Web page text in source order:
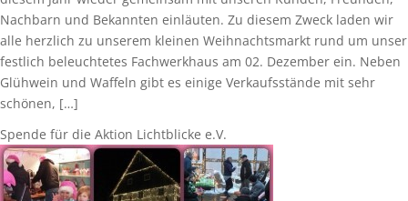
Nachbarn und Bekannten einläuten. Zu diesem Zweck laden wir
alle herzlich zu unserem kleinen Weihnachtsmarkt rund um unser
festlich beleuchtetes Fachwerkhaus am 02. Dezember ein. Neben
Glühwein und Waffeln gibt es einige Verkaufsstände mit sehr
schönen, […]
Spende für die Aktion Lichtblicke e.V.